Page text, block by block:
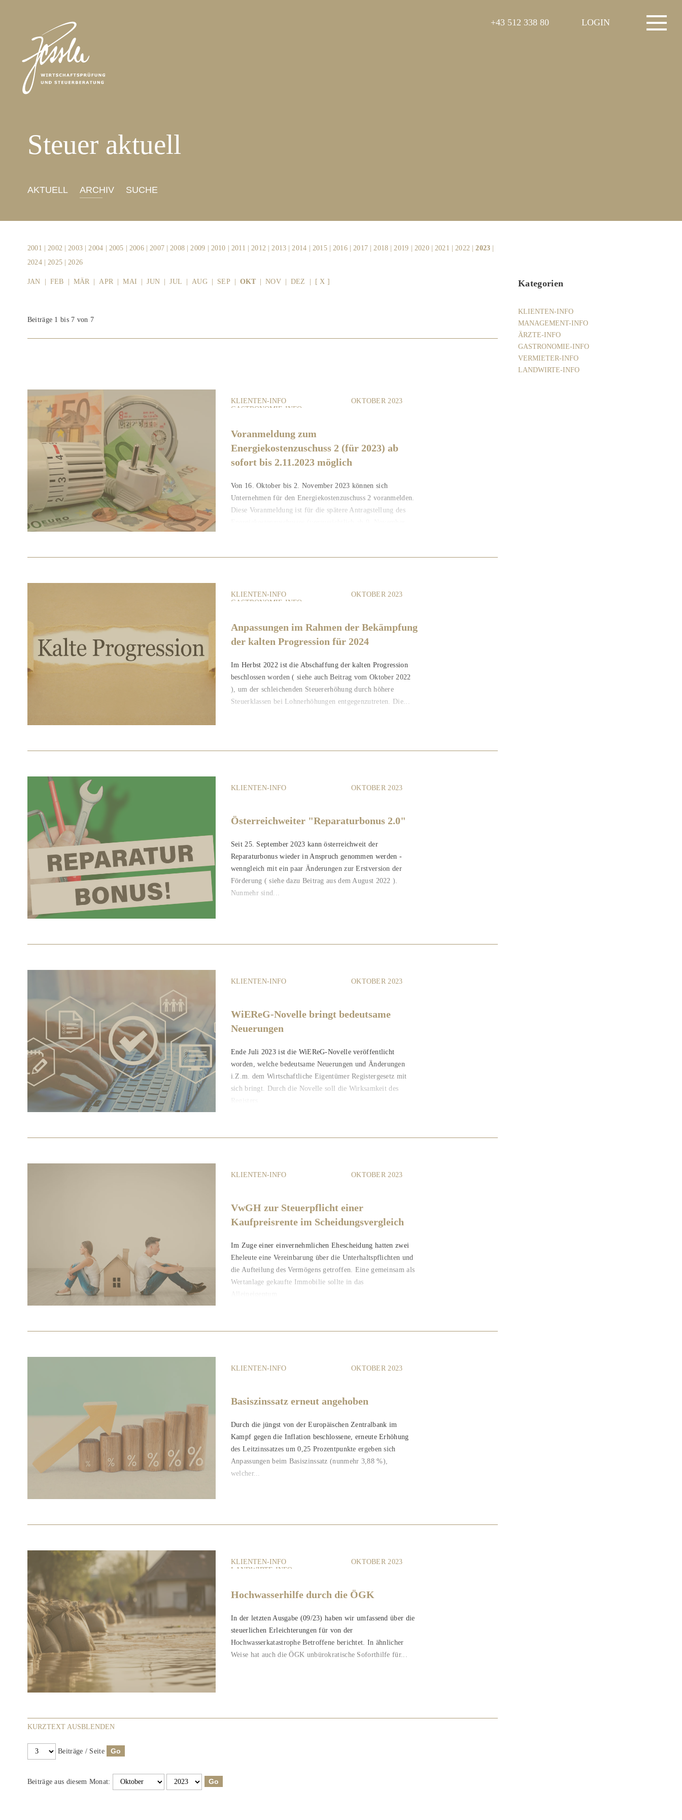
+43 512 338 80 LOGIN
Steuer aktuell
AKTUELL ARCHIV SUCHE
2001 2002 |2003 |2004 2005 2006| 2007 |2008 |2009 2010 2011 2012 |2013 |2014 2015| 2016 |2017 |2018 |2019 2020| 2021 |2022 |2023
2024| 2025 |2026
JAN FEB MÄR |APR |MAI |JUN |JUL |AUG SEP OKT| NOV| DEZ [ X ]
Beiträge 1 bis 7 von 7
KLIENTEN-INFO
GASTRONOMIE-INFO
OKTOBER 2023
Voranmeldung zum
Energiekostenzuschuss 2 (für 2023) ab
sofort bis 2.11.2023 möglich
Von 16. Oktober bis 2. November 2023 können sich
Unternehmen für den Energiekostenzuschuss 2 voranmelden.
Diese Voranmeldung ist für die spätere Antragstellung des
KLIENTEN-INFO
GASTRONOMIE-INFO
OKTOBER 2023
Anpassungen im Rahmen der Bekämpfung
der kalten Progression für 2024
Im Herbst 2022 ist die Abschaffung der kalten Progression
beschlossen worden ( siehe auch Beitrag vom Oktober 2022
), um der schleichenden Steuererhöhung durch höhere
Steuerklassen bei Lohnerhöhungen entgegenzutreten. Die...
KLIENTEN-INFO OKTOBER 2023
Österreichweiter "Reparaturbonus 2.0"
Seit 25. September 2023 kann österreichweit der
Reparaturbonus wieder in Anspruch genommen werden -
wenngleich mit ein paar Änderungen zur Erstversion der
Förderung ( siehe dazu Beitrag aus dem August 2022 ).
Nunmehr sind...
KLIENTEN-INFO OKTOBER 2023
WiEReG-Novelle bringt bedeutsame
Neuerungen
Ende Juli 2023 ist die WiEReG-Novelle veröffentlicht
worden, welche bedeutsame Neuerungen und Änderungen
i.Z.m. dem Wirtschaftliche Eigentümer Registergesetz mit
sich bringt. Durch die Novelle soll die Wirksamkeit des
KLIENTEN-INFO OKTOBER 2023
VwGH zur Steuerpflicht einer
Kaufpreisrente im Scheidungsvergleich
Im Zuge einer einvernehmlichen Ehescheidung hatten zwei
Eheleute eine Vereinbarung über die Unterhaltspflichten und
die Aufteilung des Vermögens getroffen. Eine gemeinsam als
Wertanlage gekaufte Immobilie sollte in das
KLIENTEN-INFO OKTOBER 2023
Basiszinssatz erneut angehoben
Durch die jüngst von der Europäischen Zentralbank im
Kampf gegen die Inflation beschlossene, erneute Erhöhung
des Leitzinssatzes um 0,25 Prozentpunkte ergeben sich
Anpassungen beim Basiszinssatz (nunmehr 3,88 %),
welcher...
KLIENTEN-INFO
LANDWIRTE-INFO
OKTOBER 2023
Hochwasserhilfe durch die ÖGK
In der letzten Ausgabe (09/23) haben wir umfassend über die
steuerlichen Erleichterungen für von der
Hochwasserkatastrophe Betroffene berichtet. In ähnlicher
Weise hat auch die ÖGK unbürokratische Soforthilfe für...
KURZTEXT AUSBLENDEN
Beiträge / Seite
Beiträge aus diesem Monat:
Kategorien
KLIENTEN-INFO
MANAGEMENT-INFO
ÄRZTE-INFO
GASTRONOMIE-INFO
VERMIETER-INFO
LANDWIRTE-INFO